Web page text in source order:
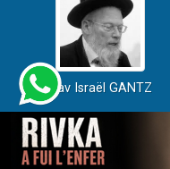
Rav Israël GANTZ